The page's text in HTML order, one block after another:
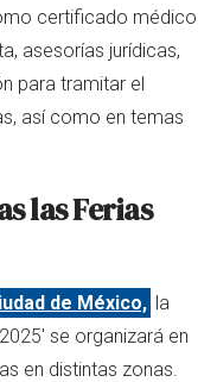
certificado médico
asesorías jurídicas,
para tramitar el
así como en temas
las Ferias
de México, la
se organizará en
en distintas zonas.